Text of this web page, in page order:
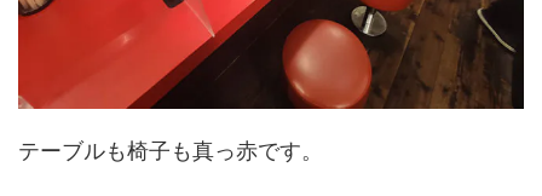
テーブルも椅子も真っ赤です。